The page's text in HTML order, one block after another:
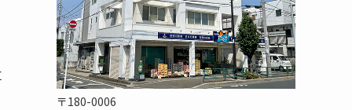
〒180-0006